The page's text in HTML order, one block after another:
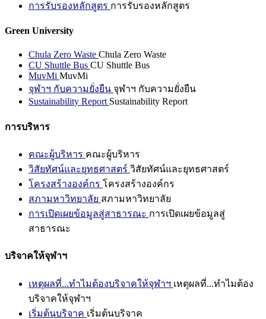
การรับรองหลักสูตร การรับรองหลักสูตร
Green University
Chula Zero Waste Chula Zero Waste
CU Shuttle Bus CU Shuttle Bus
MuvMi MuvMi
จุฬาฯ กับความยั่งยืน จุฬาฯ กับความยั่งยืน
Sustainability Report Sustainability Report
การบริหาร
คณะผู้บริหาร คณะผู้บริหาร
วิสัยทัศน์และยุทธศาสตร์ วิสัยทัศน์และยุทธศาสตร์
โครงสร้างองค์กร โครงสร้างองค์กร
สภามหาวิทยาลัย สภามหาวิทยาลัย
การเปิดเผยข้อมูลสู่สาธารณะ การเปิดเผยข้อมูลสู่
สาธารณะ
บริจาคให้จุฬาฯ
เหตุผลที่...ทำไมต้องบริจาคให้จุฬาฯ เหตุผลที่...ทำไมต้อง
บริจาคให้จุฬาฯ
เริ่มต้นบริจาค เริ่มต้นบริจาค